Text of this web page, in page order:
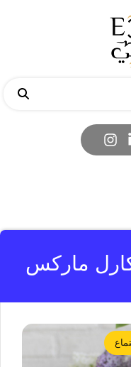
ماركس